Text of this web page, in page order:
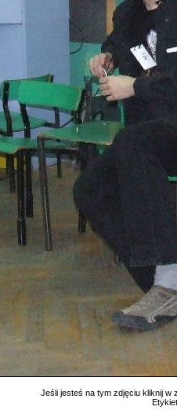
Jeśli jesteś na tym zdjęciu kliknij w